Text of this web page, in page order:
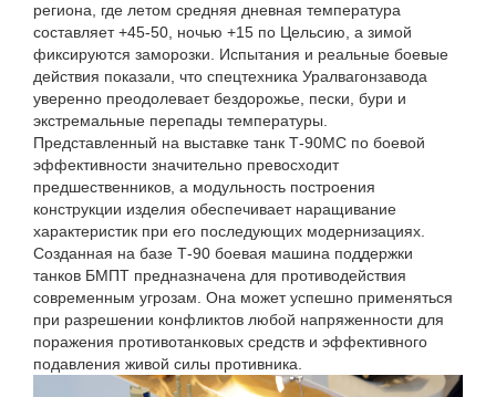
региона, где летом средняя дневная температура
составляет +45-50, ночью +15 по Цельсию, а зимой
фиксируются заморозки. Испытания и реальные боевые
действия показали, что спецтехника Уралвагонзавода
уверенно преодолевает бездорожье, пески, бури и
экстремальные перепады температуры.
Представленный на выставке танк Т-90МС по боевой
эффективности значительно превосходит
предшественников, а модульность построения
конструкции изделия обеспечивает наращивание
характеристик при его последующих модернизациях.
Созданная на базе Т-90 боевая машина поддержки
танков БМПТ предназначена для противодействия
современным угрозам. Она может успешно применяться
при разрешении конфликтов любой напряженности для
поражения противотанковых средств и эффективного
подавления живой силы противника.